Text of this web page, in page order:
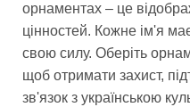
орнаментах – це
цінностей. Кожне ім'я
свою силу. Оберіть
щоб отримати захист,
зв'язок з українською